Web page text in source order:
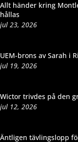
Allt händer kring
hållas
jul 23, 2026
UEM-brons av Sarah i
jul 19, 2026
Wictor trivdes på den
jul 12, 2026
Äntligen tävlingslopp